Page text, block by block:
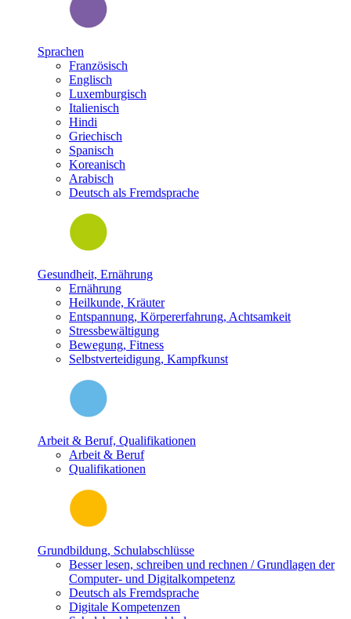
Sprachen
Französisch
Englisch
Luxemburgisch
Italienisch
Hindi
Griechisch
Spanisch
Koreanisch
Arabisch
Deutsch als Fremdsprache
Gesundheit, Ernährung
Ernährung
Heilkunde, Kräuter
Entspannung, Körpererfahrung, Achtsamkeit
Stressbewältigung
Bewegung, Fitness
Selbstverteidigung, Kampfkunst
Arbeit & Beruf, Qualifikationen
Arbeit & Beruf
Qualifikationen
Grundbildung, Schulabschlüsse
Besser lesen, schreiben und rechnen / Grundlagen der
Computer- und Digitalkompetenz
Deutsch als Fremdsprache
Digitale Kompetenzen